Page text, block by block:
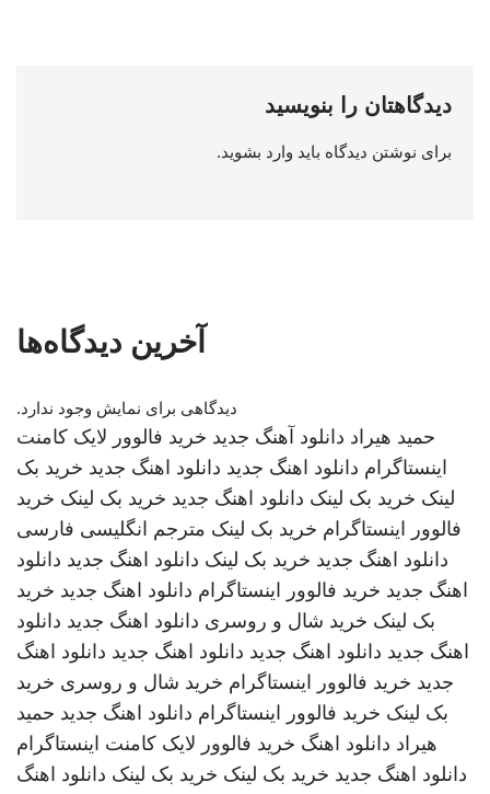
دیدگاهتان را بنویسید
برای نوشتن دیدگاه باید وارد بشوید.
آخرین دیدگاه‌ها
دیدگاهی برای نمایش وجود ندارد.
حمید هیراد دانلود آهنگ جدید خرید فالوور لایک کامنت
اینستاگرام دانلود اهنگ جدید دانلود اهنگ جدید خرید بک
لینک خرید بک لینک دانلود اهنگ جدید خرید بک لینک خرید
فالوور اینستاگرام خرید بک لینک مترجم انگلیسی فارسی
دانلود اهنگ جدید خرید بک لینک دانلود اهنگ جدید دانلود
اهنگ جدید خرید فالوور اینستاگرام دانلود اهنگ جدید خرید
بک لینک خرید شال و روسری دانلود اهنگ جدید دانلود
اهنگ جدید دانلود اهنگ جدید دانلود اهنگ جدید دانلود اهنگ
جدید خرید فالوور اینستاگرام خرید شال و روسری خرید
بک لینک خرید فالوور اینستاگرام دانلود اهنگ جدید حمید
هیراد دانلود اهنگ خرید فالوور لایک کامنت اینستاگرام
دانلود اهنگ جدید خرید بک لینک خرید بک لینک دانلود اهنگ